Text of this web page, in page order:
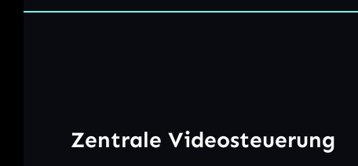
Zentrale Videosteuerung